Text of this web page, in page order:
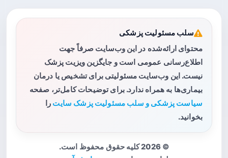
سلب مسئولیت پزشکی
محتوای ارائه‌شده در این وب‌سایت صرفاً جهت
اطلاع‌رسانی عمومی است و جایگزین ویزیت پزشک
نیست. این وب‌سایت مسئولیتی برای تشخیص یا درمان
بیماری‌ها به همراه ندارد. برای توضیحات کامل‌تر، صفحه
سیاست پزشکی و سلب مسئولیت پزشک سایت را
بخوانید.
© 2026 کلیه حقوق محفوظ است.